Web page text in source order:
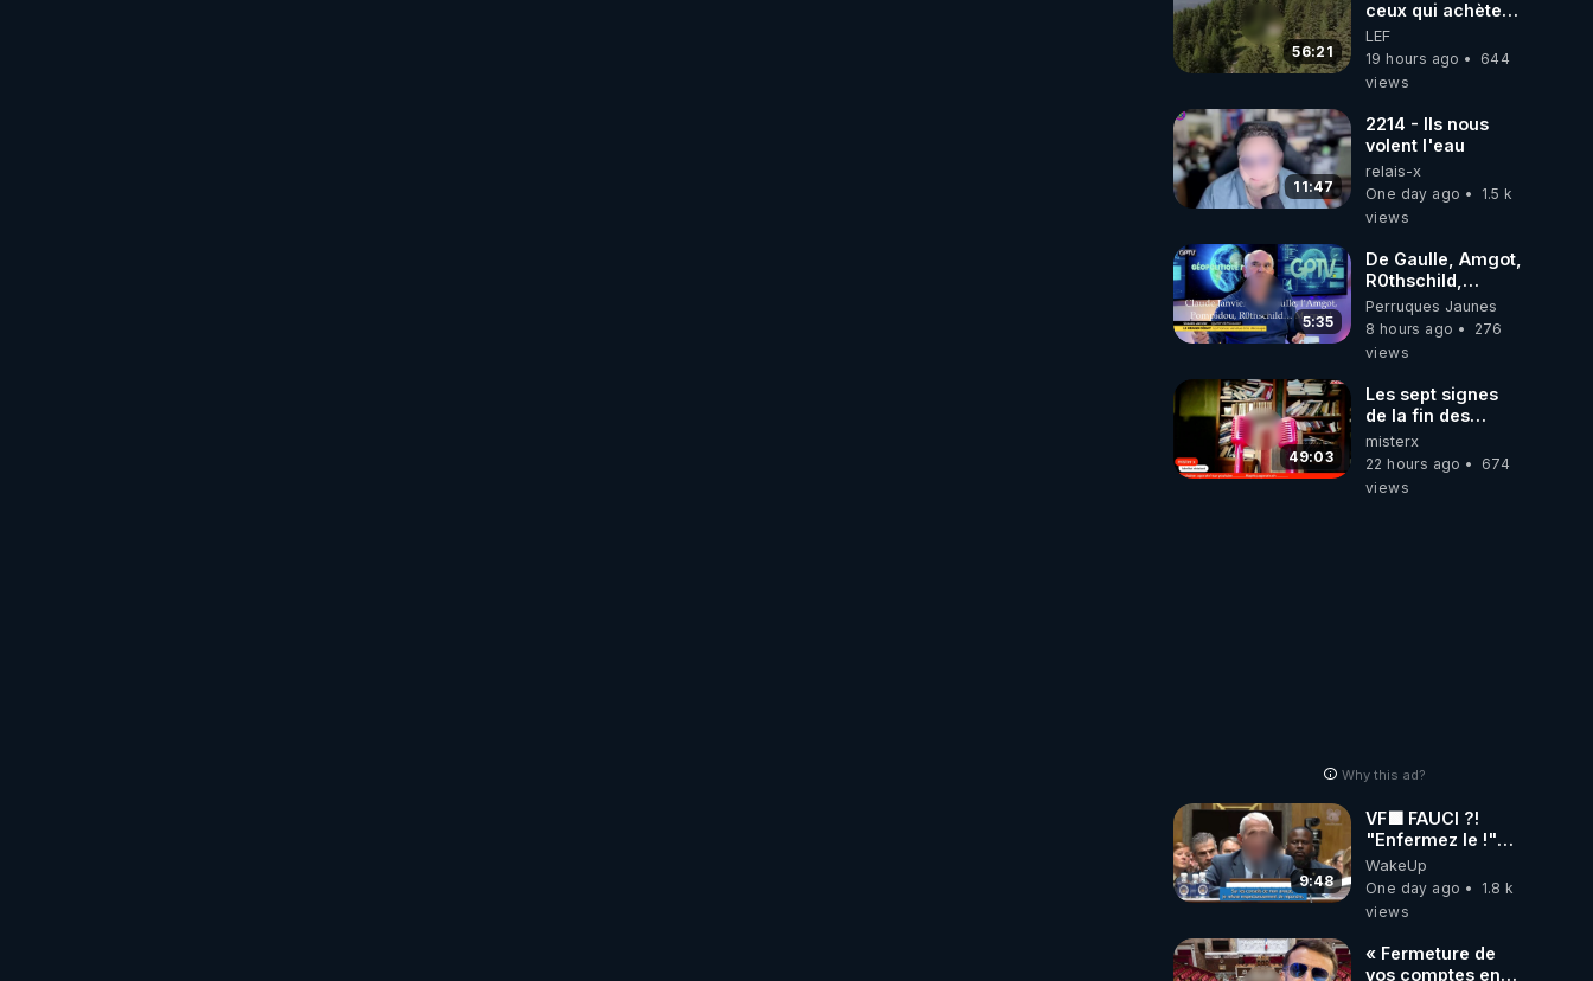
56:21
ceux qui achètent
des bunkers pour
survivre à la fin
du monde
LEF
19 hours ago
644
views
11:47
2214 - Ils nous
volent l'eau
relais-x
One day ago
1.5 k
views
5:35
De Gaulle, Amgot,
R0thschild,
Macron &
Pompidou…
Macron Claude
X 2024
Perruques Jaunes
8 hours ago
276
views
49:03
Les sept signes
de la fin des
temps selon
l’intervenant
misterx
22 hours ago
674
views
Why this ad?
9:48
VF🟩 FAUCI ?!
"Enfermez le !"
(Lock him up!) -
Quartz Traduction
WakeUp
One day ago
1.8 k
views
« Fermeture de
vos comptes en